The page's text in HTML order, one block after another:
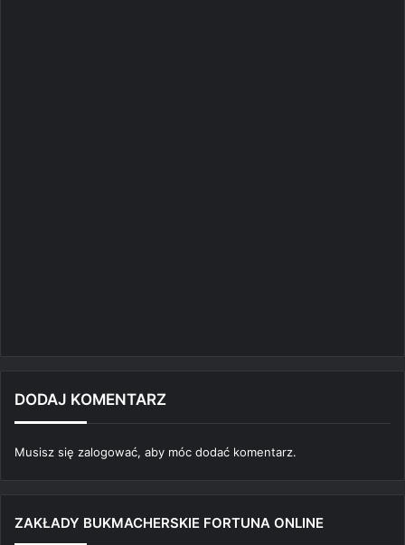
DODAJ KOMENTARZ
Musisz się zalogować, aby móc dodać komentarz.
ZAKŁADY BUKMACHERSKIE FORTUNA ONLINE